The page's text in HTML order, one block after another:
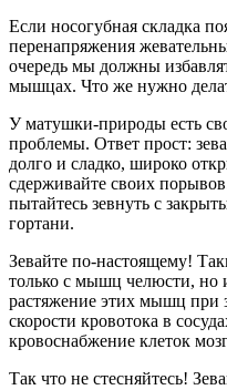
Если носогубная складка
перенапряжения
очередь мы должны
мышцах. Что же нужно
У матушки-природы есть
проблемы. Ответ прост:
долго и сладко, широко
сдерживайте своих
пытайтесь зевнуть с
гортани.
Зевайте по-настоящему!
только с мышц челюсти, но
растяжение этих мышц при
скорости кровотока в
кровоснабжение клеток
Так что не стесняйтесь!